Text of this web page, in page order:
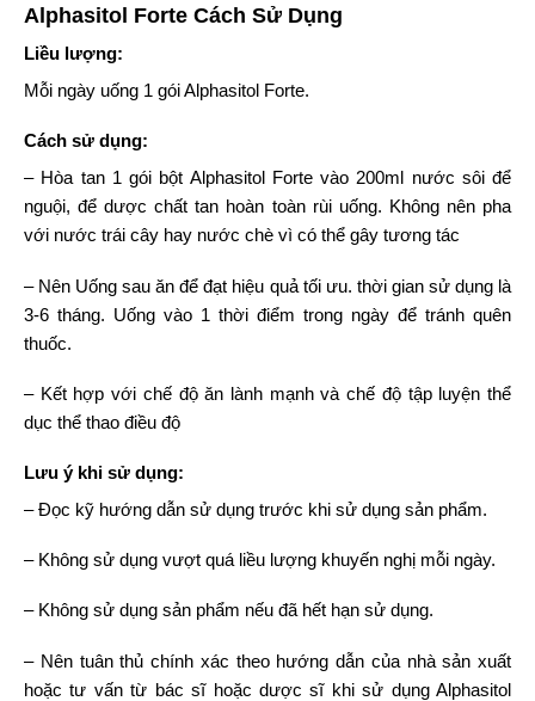
Alphasitol Forte Cách Sử Dụng
Liều lượng:
Mỗi ngày uống 1 gói Alphasitol Forte.
Cách sử dụng:
– Hòa tan 1 gói bột Alphasitol Forte vào 200ml nước sôi để
nguội, để dược chất tan hoàn toàn rùi uống. Không nên pha
với nước trái cây hay nước chè vì có thể gây tương tác
– Nên Uống sau ăn để đạt hiệu quả tối ưu. thời gian sử dụng là
3-6 tháng. Uống vào 1 thời điểm trong ngày để tránh quên
thuốc.
– Kết hợp với chế độ ăn lành mạnh và chế độ tập luyện thể
dục thể thao điều độ
Lưu ý khi sử dụng:
– Đọc kỹ hướng dẫn sử dụng trước khi sử dụng sản phẩm.
– Không sử dụng vượt quá liều lượng khuyến nghị mỗi ngày.
– Không sử dụng sản phẩm nếu đã hết hạn sử dụng.
– Nên tuân thủ chính xác theo hướng dẫn của nhà sản xuất
hoặc tư vấn từ bác sĩ hoặc dược sĩ khi sử dụng Alphasitol